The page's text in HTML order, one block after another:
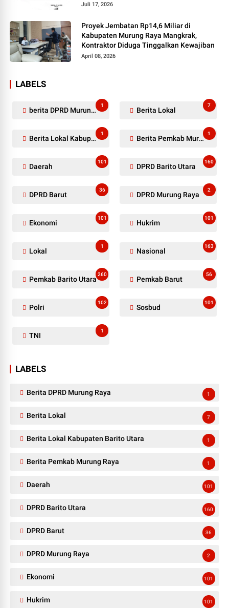
Juli 17, 2026
Proyek Jembatan Rp14,6 Miliar di
Kabupaten Murung Raya Mangkrak,
Kontraktor Diduga Tinggalkan Kewajiban
April 08, 2026
LABELS
berita DPRD Murung Raya
1
Berita Lokal
7
Berita Lokal Kabupaten Barito Utara
1
Berita Pemkab Murung Raya
1
Daerah
101
DPRD Barito Utara
160
DPRD Barut
36
DPRD Murung Raya
2
Ekonomi
101
Hukrim
101
Lokal
1
Nasional
163
Pemkab Barito Utara
260
Pemkab Barut
56
Polri
102
Sosbud
101
TNI
1
LABELS
Berita DPRD Murung Raya 1
Berita Lokal 7
Berita Lokal Kabupaten Barito Utara 1
Berita Pemkab Murung Raya 1
Daerah 101
DPRD Barito Utara 160
DPRD Barut 36
DPRD Murung Raya 2
Ekonomi 101
Hukrim 101